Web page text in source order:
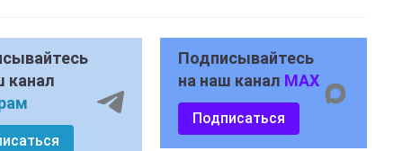
канал
Подписывайтесь
на наш канал MAX
Подписаться